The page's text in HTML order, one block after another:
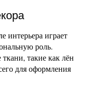
интерьера играет
роль.
такие как лён
для оформления